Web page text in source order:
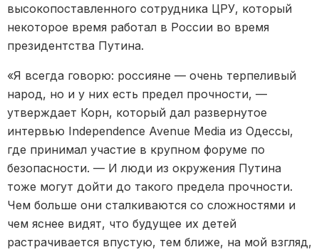
высокопоставленного сотрудника ЦРУ, который
некоторое время работал в России во время
президентства Путина.
«Я всегда говорю: россияне — очень терпеливый
народ, но и у них есть предел прочности, —
утверждает Корн, который дал развернутое
интервью Independence Avenue Media из Одессы,
где принимал участие в крупном форуме по
безопасности. — И люди из окружения Путина
тоже могут дойти до такого предела прочности.
Чем больше они сталкиваются со сложностями и
чем яснее видят, что будущее их детей
растрачивается впустую, тем ближе, на мой взгляд,